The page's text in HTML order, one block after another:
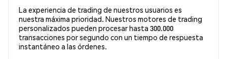
La experiencia de trading de nuestros usuarios es
nuestra máxima prioridad. Nuestros motores de trading
personalizados pueden procesar hasta 300.000
transacciones por segundo con un tiempo de respuesta
instantáneo a las órdenes.